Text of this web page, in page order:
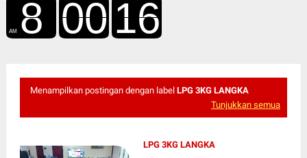
Menampilkan postingan dengan label LPG 3KG LANGKA
Tunjukkan semua
LPG 3KG LANGKA